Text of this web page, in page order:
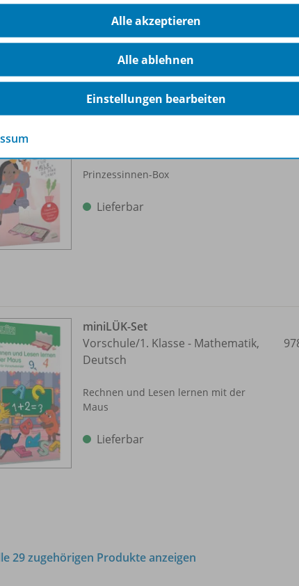
miniLÜK-Set
Prinzessinnen-Box
Lieferbar
miniLÜK-Set
Vorschule/1. Klasse - Mathematik,
Deutsch
Rechnen und Lesen lernen mit der
Maus
Lieferbar
29 zugehörigen Produkte anzeigen
Alle akzeptieren
Alle ablehnen
Einstellungen bearbeiten